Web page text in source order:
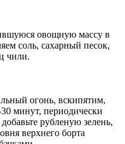
овощную массу в
соль, сахарный песок,
чили.
огонь, вскипятим,
минут, периодически
рубленую зелень,
верхнего борта